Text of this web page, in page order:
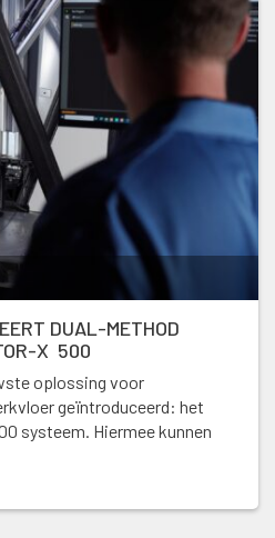
DUAL-METHOD
X 500
oplossing voor
geïntroduceerd: het
systeem. Hiermee kunnen